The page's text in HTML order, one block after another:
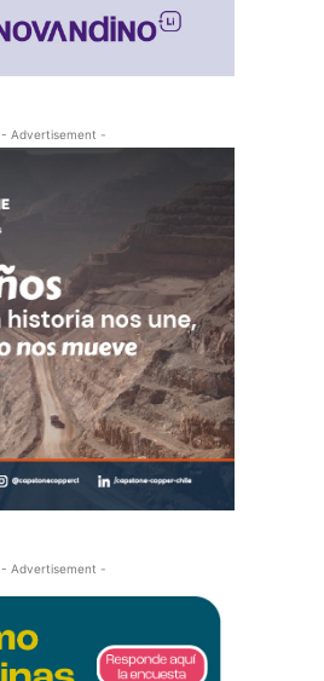
- Advertisement -
- Advertisement -